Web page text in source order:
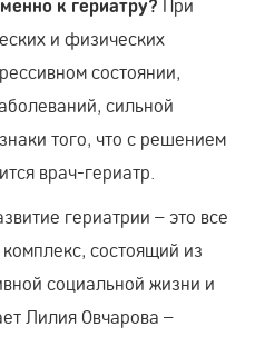
к гериатру? При
и физических
состоянии,
сильной
того, что с решением
врач-гериатр.
гериатрии – это все
состоящий из
социальной жизни и
Лилия Овчарова –